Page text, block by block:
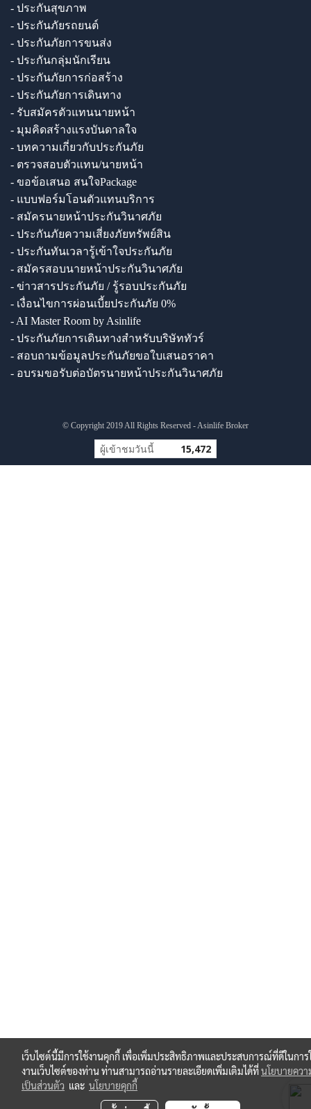
- ประกันสุขภาพ
- ประกันภัยรถยนต์
- ประกันภัยการขนส่ง
- ประกันกลุ่มนักเรียน
- ประกันภัยการก่อสร้าง
- ประกันภัยการเดินทาง
- รับสมัครตัวแทนนายหน้า
- มุมคิดสร้างแรงบันดาลใจ
- บทความเกี่ยวกับประกันภัย
- ตรวจสอบตัวแทน/นายหน้า
- ขอข้อเสนอ สนใจPackage
- แบบฟอร์มโอนตัวแทนบริการ
- สมัครนายหน้าประกันวินาศภัย
- ประกันภัยความเสี่ยงภัยทรัพย์สิน
- ประกันทันเวลารู้เข้าใจประกันภัย
- สมัครสอบนายหน้าประกันวินาศภัย
- ข่าวสารประกันภัย / รู้รอบประกันภัย
- เงื่อนไขการผ่อนเบี้ยประกันภัย 0%
- AI Master Room by Asinlife
- ประกันภัยการเดินทางสำหรับบริษัททัวร์
- สอบถามข้อมูลประกันภัยขอใบเสนอราคา
- อบรมขอรับต่อบัตรนายหน้าประกันวินาศภัย
© Copyright 2019 All Rights Reserved - Asinlife Broker
ผู้เข้าชมวันนี้ 15,472
เว็บไซต์นี้มีการใช้งานคุกกี้ เพื่อเพิ่มประสิทธิภาพและประสบการณ์ที่ดีในการ
งานเว็บไซต์ของท่าน ท่านสามารถอ่านรายละเอียดเพิ่มเติมได้ที่นโยบายคว
เป็นส่วนตัว และ นโยบายคุกกี้